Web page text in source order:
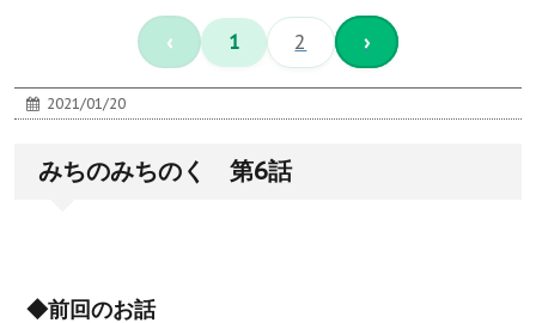
‹ 1 2 ›
2021/01/20
みちのみちのく 第6話
◆前回のお話